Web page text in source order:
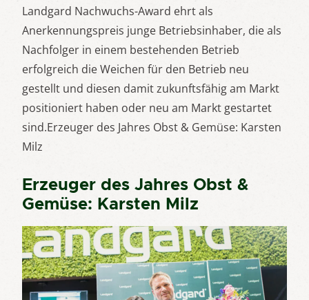
Landgard Nachwuchs-Award ehrt als
Anerkennungspreis junge Betriebsinhaber, die als
Nachfolger in einem bestehenden Betrieb
erfolgreich die Weichen für den Betrieb neu
gestellt und diesen damit zukunftsfähig am Markt
positioniert haben oder neu am Markt gestartet
sind.Erzeuger des Jahres Obst & Gemüse: Karsten
Milz
Erzeuger des Jahres Obst &
Gemüse: Karsten Milz